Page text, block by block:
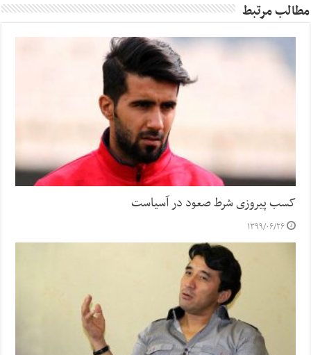
مطالب مرتبط
کسب پیروزی شرط صعود در آسیاست
۱۳۹۹/۰۶/۲۶